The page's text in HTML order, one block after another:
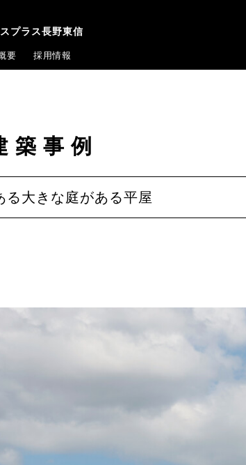
プラス長野東信
要 採用情報
築事例
る大きな庭がある平屋